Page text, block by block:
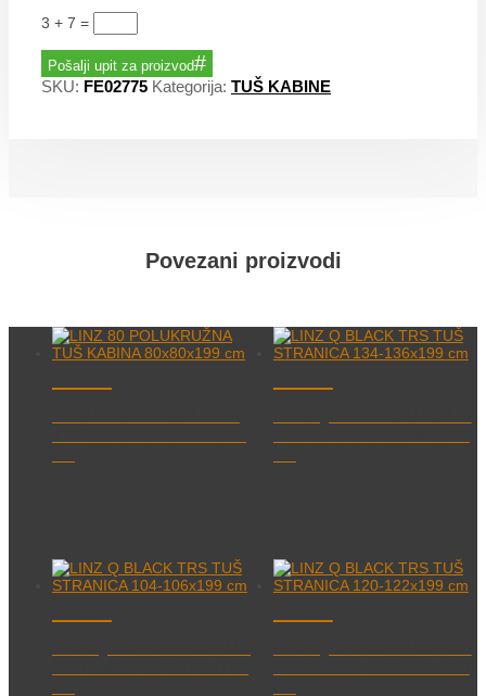
3 + 7 =
Pošalji upit za proizvod
SKU: FE02775 Kategorija: TUŠ KABINE
Povezani proizvodi